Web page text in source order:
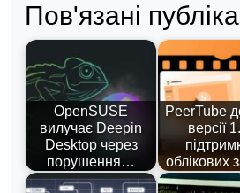
Пов'язані
OpenSUSE
вилучає Deepin
Desktop через
порушення…
PeerTube
версії
облікових